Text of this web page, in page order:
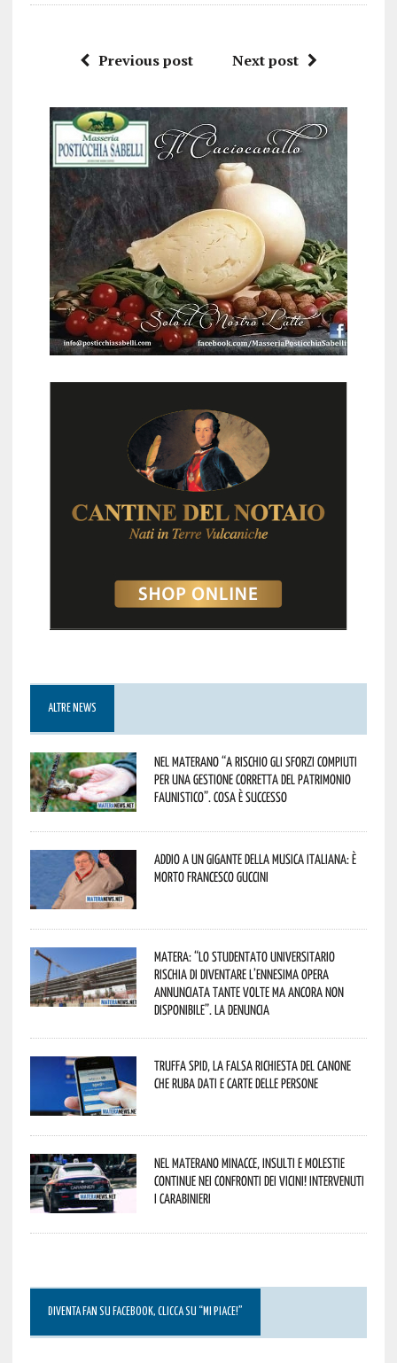
Previous post Next post
ALTRE NEWS
Nel materano “a rischio gli sforzi compiuti
per una gestione corretta del patrimonio
faunistico”. Cosa è successo
Addio a un gigante della musica italiana: è
morto Francesco Guccini
Matera: “Lo studentato universitario
rischia di diventare l’ennesima opera
annunciata tante volte ma ancora non
disponibile”. La denuncia
Truffa Spid, la falsa richiesta del canone
che ruba dati e carte delle persone
Nel materano minacce, insulti e molestie
continue nei confronti dei vicini! Intervenuti
i Carabinieri
DIVENTA FAN SU FACEBOOK, CLICCA SU “MI PIACE!”